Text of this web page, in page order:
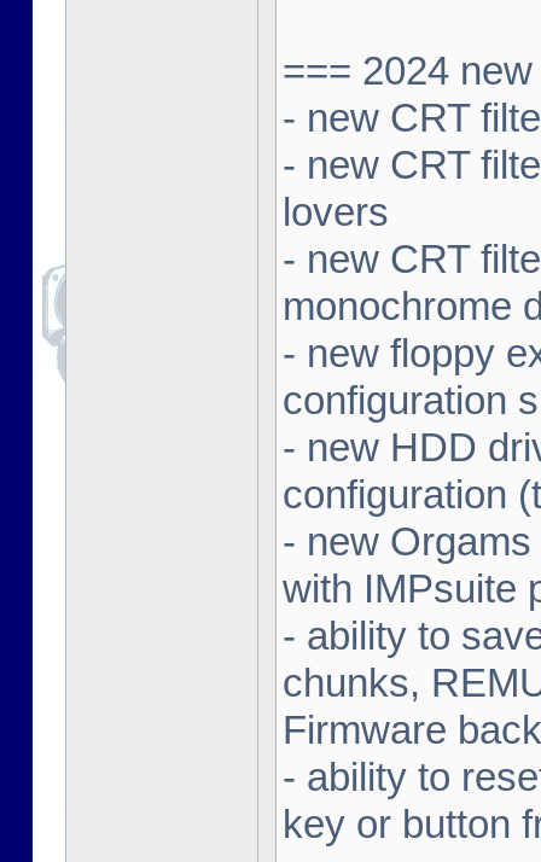
=== 2024
- new CRT
- new CRT
lovers
- new CRT
monochrome
- new floppy
configuration
- new HDD
configuration
- new
with IMPsuite
- ability to
chunks,
Firmware
- ability to
key or button